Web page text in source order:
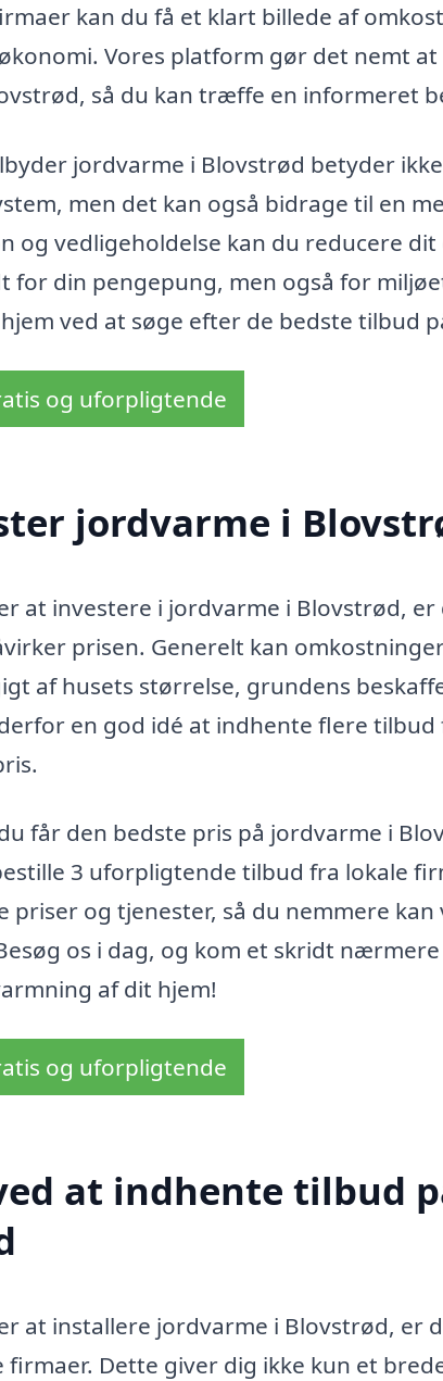
kan du få et klart billede af
Vores platform gør det nemt
så du kan træffe en informeret
jordvarme i Blovstrød betyder
men det kan også bidrage til en
og vedligeholdelse kan du reducere
for din pengepung, men også for
ved at søge efter de bedste tilbud
og uforpligtende
jordvarme i
at investere i jordvarme i Blovstrød,
prisen. Generelt kan
af husets størrelse, grundens
en god idé at indhente flere
får den bedste pris på jordvarme i
3 uforpligtende tilbud fra lokale
priser og tjenester, så du nemmere
os i dag, og kom et skridt
af dit hjem!
og uforpligtende
at indhente tilbud
at installere jordvarme i Blovstrød, er
Dette giver dig ikke kun et